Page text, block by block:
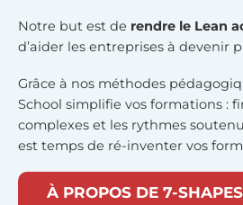
Notre but est de rendre le Lean
d’aider les entreprises à devenir
Grâce à nos méthodes
School simplifie vos formations :
complexes et les rythmes
est temps de ré-inventer vos
À PROPOS DE 7-SHAPES